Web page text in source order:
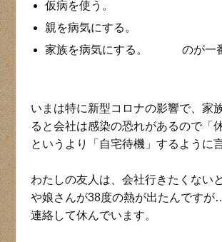
仮病を使う。
親を病気にする。
家族を病気にする。 のが一番
いまは特に新型コロナの影響で、家
ると会社は感染の恐れがあるので「
というより「自宅待機」するように
わたしの友人は、会社行きたくない
や娘さんが38度の熱が出たんですが
連絡して休んでいます。